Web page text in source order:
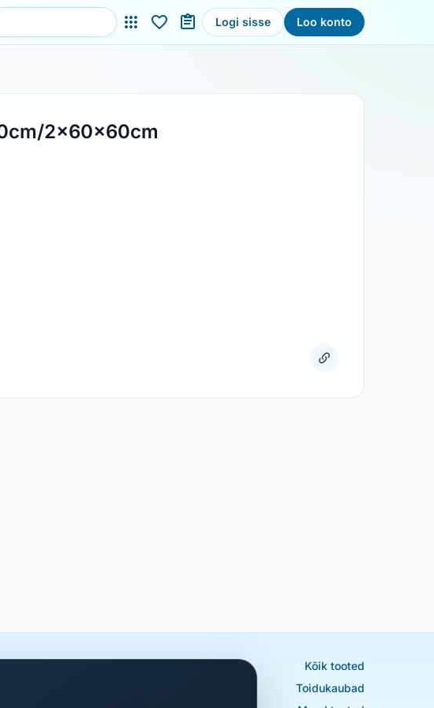
Logi sisse Loo konto
2x60x60cm
Kõik tooted
Toidukaubad